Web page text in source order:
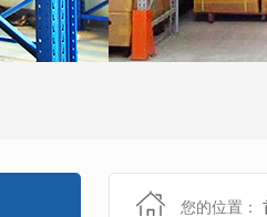
您的位置：